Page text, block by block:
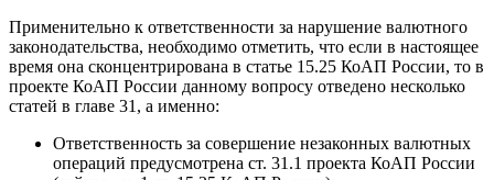
Применительно к ответственности за нарушение валютного
законодательства, необходимо отметить, что если в настоящее
время она сконцентрирована в статье 15.25 КоАП России, то в
проекте КоАП России данному вопросу отведено несколько
статей в главе 31, а именно:
Ответственность за совершение незаконных валютных
операций предусмотрена ст. 31.1 проекта КоАП России